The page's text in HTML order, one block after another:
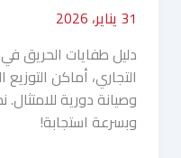
31 يناير، 2026
دليل طفايات الحريق
التجاري، أماكن
وبسرعة استجابة!